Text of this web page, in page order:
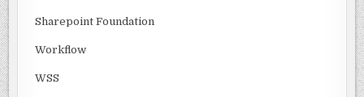
Sharepoint Foundation
Workflow
WSS